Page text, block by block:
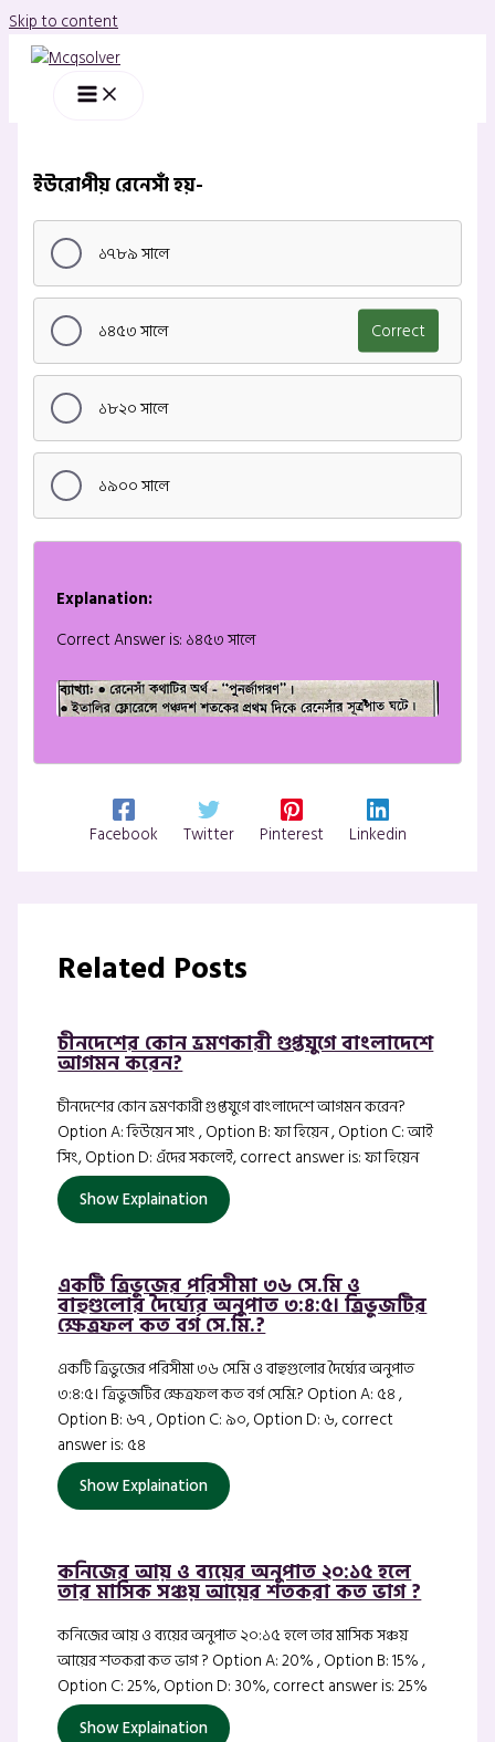
Skip to content
ইউরোপীয় রেনেসাঁ হয়-
১৭৮৯ সালে
১৪৫৩ সালে Correct
১৮২০ সালে
১৯০০ সালে
Explanation:
Correct Answer is: ১৪৫৩ সালে
Facebook Twitter Pinterest Linkedin
Related Posts
চীনদেশের কোন ভ্রমণকারী গুপ্তযুগে বাংলাদেশে
আগমন করেন?
চীনদেশের কোন ভ্রমণকারী গুপ্তযুগে বাংলাদেশে আগমন করেন?
Option A: হিউয়েন সাং , Option B: ফা হিয়েন , Option C: আই
সিং, Option D: এঁদের সকলেই, correct answer is: ফা হিয়েন
Show Explaination
একটি ত্রিভুজের পরিসীমা ৩৬ সে.মি ও
বাহুগুলোর দৈর্ঘ্যের অনুপাত ৩:৪:৫। ত্রিভুজটির
ক্ষেত্রফল কত বর্গ সে.মি.?
একটি ত্রিভুজের পরিসীমা ৩৬ সে.মি ও বাহুগুলোর দৈর্ঘ্যের অনুপাত
৩:৪:৫। ত্রিভুজটির ক্ষেত্রফল কত বর্গ সে.মি.? Option A: ৫৪ ,
Option B: ৬৭ , Option C: ৯০, Option D: ৬, correct
answer is: ৫৪
Show Explaination
কনিজের আয় ও ব্যয়ের অনুপাত ২০:১৫ হলে
তার মাসিক সঞ্চয় আয়ের শতকরা কত ভাগ ?
কনিজের আয় ও ব্যয়ের অনুপাত ২০:১৫ হলে তার মাসিক সঞ্চয়
আয়ের শতকরা কত ভাগ ? Option A: 20% , Option B: 15% ,
Option C: 25%, Option D: 30%, correct answer is: 25%
Show Explaination